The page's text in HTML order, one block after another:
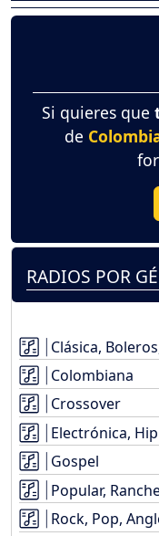
Si quieres que
de
RADIOS POR
Clásica,
Colombiana
Crossover
Electrónica,
Gospel
Popular,
Rock, Pop,